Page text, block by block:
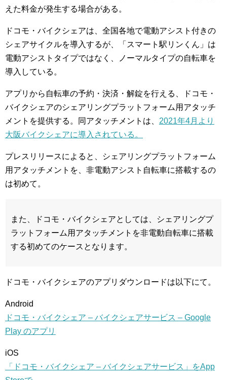
えた料金が発生する場合がある。
ドコモ・バイクシェアは、全国各地で電動アシスト付きの
シェアサイクルを導入するが、「スマート駅リンくん」は
電動アシストタイプではなく、ノーマルタイプの自転車を
導入している。
アプリから自転車の予約・決済・解錠を行える、ドコモ・
バイクシェアのシェアリングプラットフォーム用アタッチ
メントを提供する。同アタッチメントは、 2021年4月より
大阪バイクシェアに導入されている。
プレスリリースによると、シェアリングプラットフォーム
用アタッチメントを、非電動アシスト自転車に搭載するの
は初めて。
また、ドコモ・バイクシェアとしては、シェアリングプ
ラットフォーム用アタッチメントを非電動自転車に搭載
する初めてのケースとなります。
ドコモ・バイクシェアのアプリダウンロードは以下にて。
Android
ドコモ・バイクシェア – バイクシェアサービス – Google
Play のアプリ
iOS
「ドコモ・バイクシェア – バイクシェアサービス」をApp